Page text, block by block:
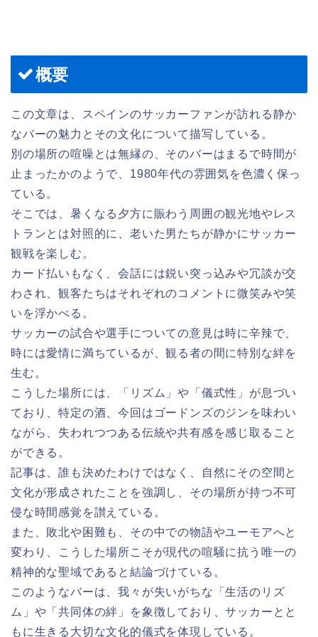
概要
この文章は、スペインのサッカーファンが訪れる静か
なバーの魅力とその文化について描写している。
別の場所の喧噪とは無縁の、そのバーはまるで時間が
止まったかのようで、1980年代の雰囲気を色濃く保っ
ている。
そこでは、暑くなる夕方に賑わう周囲の観光地やレス
トランとは対照的に、老いた男たちが静かにサッカー
観戦を楽しむ。
カード払いもなく、会話には鋭い突っ込みや冗談が交
わされ、観客たちはそれぞれのコメントに微笑みや笑
いを浮かべる。
サッカーの試合や選手についての意見は時に辛辣で、
時には愛情に満ちているが、観る者の間に特別な絆を
生む。
こうした場所には、「リズム」や「儀式性」が息づい
ており、特定の酒、今回はゴードンズのジンを味わい
ながら、失われつつある伝統や共有感を感じ取ること
ができる。
記事は、誰も決めたわけではなく、自然にその空間と
文化が形成されたことを強調し、その場所が持つ不可
侵な時間感覚を讃えている。
また、敗北や困難も、その中での物語やユーモアへと
変わり、こうした場所こそが現代の喧騒に抗う唯一の
精神的な聖域であると結論づけている。
このようなバーは、我々が失いがちな「生活のリズ
ム」や「共同体の絆」を象徴しており、サッカーとと
もに生きる大切な文化的儀式を体現している。